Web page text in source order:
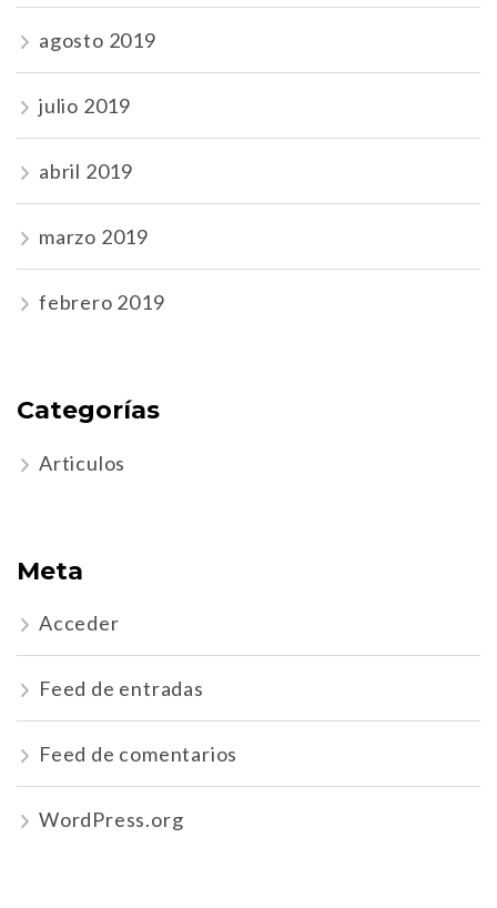
agosto 2019
julio 2019
abril 2019
marzo 2019
febrero 2019
Categorías
Articulos
Meta
Acceder
Feed de entradas
Feed de comentarios
WordPress.org